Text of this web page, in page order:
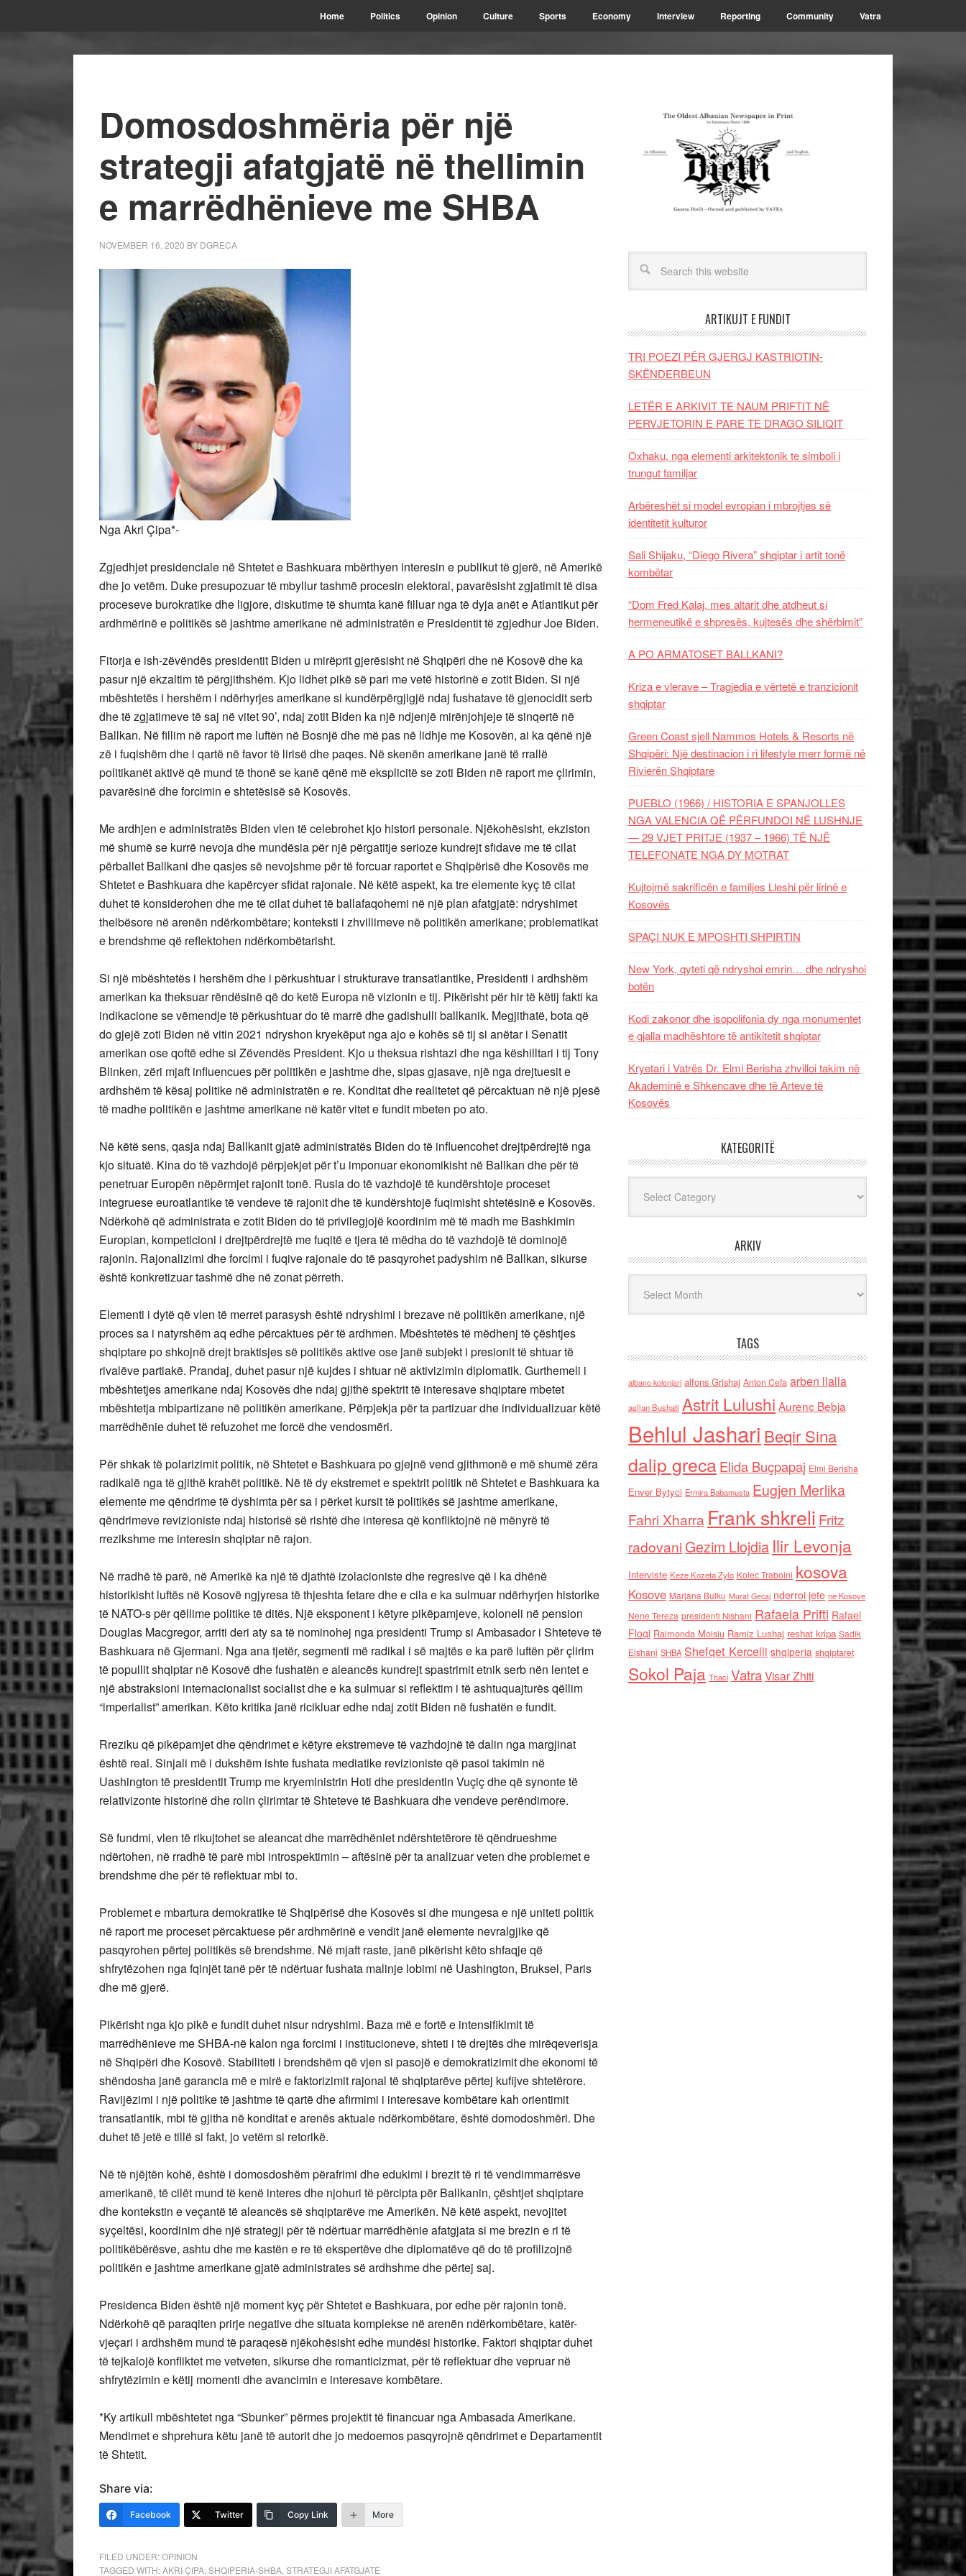
Home Politics Opinion Culture Sports Economy Interview Reporting Community Vatra
Domosdoshmëria për një
strategji afatgjatë në thellimin
e marrëdhënieve me SHBA
NOVEMBER 16, 2020 BY DGRECA
Nga Akri Çipa*-
Zgjedhjet presidenciale në Shtetet e Bashkuara mbërthyen interesin e publikut të gjerë, në Amerikë
dhe jo vetëm. Duke presupozuar të mbyllur tashmë procesin elektoral, pavarësisht zgjatimit të disa
proceseve burokratike dhe ligjore, diskutime të shumta kanë filluar nga të dyja anët e Atlantikut për
ardhmërinë e politikës së jashtme amerikane në administratën e Presidentit të zgjedhur Joe Biden.
Fitorja e ish-zëvëndës presidentit Biden u mirëprit gjerësisht në Shqipëri dhe në Kosovë dhe ka
pasur një ekzaltim të përgjithshëm. Kjo lidhet pikë së pari me vetë historinë e zotit Biden. Si një
mbështetës i hershëm i ndërhyrjes amerikane si kundërpërgjigjë ndaj fushatave të gjenocidit serb
dhe të zgjatimeve të saj në vitet 90’, ndaj zotit Biden ka një ndjenjë mirënjohjeje të sinqertë në
Ballkan. Në fillim në raport me luftën në Bosnjë dhe më pas në lidhje me Kosovën, ai ka qënë një
zë i fuqishëm dhe i qartë në favor të lirisë dhe paqes. Në skenën amerikane janë të rrallë
politikanët aktivë që mund të thonë se kanë qënë më eksplicitë se zoti Biden në raport me çlirimin,
pavarësinë dhe forcimin e shtetësisë së Kosovës.
Me ardhjen e administratës Biden vlen të celebrohet kjo histori personale. Njëkohësisht, ekziston
më shumë se kurrë nevoja dhe mundësia për një përgatitje serioze kundrejt sfidave me të cilat
përballet Ballkani dhe qasjes së nevojshme për të forcuar raportet e Shqipërisë dhe Kosovës me
Shtetet e Bashkuara dhe kapërcyer sfidat rajonale. Në këtë aspekt, ka tre elemente kyç të cilat
duhet të konsiderohen dhe me të cilat duhet të ballafaqohemi në një plan afatgjatë: ndryshimet
thelbësore në arenën ndërkombëtare; konteksti i zhvillimeve në politikën amerikane; problematikat
e brendshme që reflektohen ndërkombëtarisht.
Si një mbështetës i hershëm dhe i përkushtuar i strukturave transatlantike, Presidenti i ardhshëm
amerikan ka theksuar rëndësinë që do ketë Europa në vizionin e tij. Pikërisht për hir të këtij fakti ka
indikacione se vëmendje të përkushtuar do të marrë dhe gadishulli ballkanik. Megjithatë, bota që
do gjejë zoti Biden në vitin 2021 ndryshon kryekëput nga ajo e kohës së tij si anëtar i Senatit
amerikan ose qoftë edhe si Zëvendës President. Kjo u theksua rishtazi dhe nga këshilltari i tij Tony
Blinken, zëri mjaft influencues për politikën e jashtme dhe, sipas gjasave, një nga drejtuesit e
ardhshëm të kësaj politike në administratën e re. Konditat dhe realitetet që përcaktuan në një pjesë
të madhe politikën e jashtme amerikane në katër vitet e fundit mbeten po ato.
Në këtë sens, qasja ndaj Ballkanit gjatë administratës Biden do të influencohet drejtpërdrejtë nga
kjo situatë. Kina do të vazhdojë përpjekjet për t’u imponuar ekonomikisht në Ballkan dhe për të
penetruar Europën nëpërmjet rajonit tonë. Rusia do të vazhdojë të kundërshtoje proceset
integruese euroatlantike të vendeve të rajonit dhe të kundërshtojë fuqimisht shtetësinë e Kosovës.
Ndërkohë që administrata e zotit Biden do të privilegjojë koordinim më të madh me Bashkimin
Europian, kompeticioni i drejtpërdrejtë me fuqitë e tjera të mëdha do të vazhdojë të dominojë
rajonin. Rajonalizimi dhe forcimi i fuqive rajonale do të pasqyrohet padyshim në Ballkan, sikurse
është konkretizuar tashmë dhe në zonat përreth.
Elementi i dytë që vlen të merret parasysh është ndryshimi i brezave në politikën amerikane, një
proces sa i natyrshëm aq edhe përcaktues për të ardhmen. Mbështetës të mëdhenj të çështjes
shqiptare po shkojnë drejt braktisjes së politikës aktive ose janë subjekt i presionit të shtuar të
rivalëve partiakë. Prandaj, duhet pasur një kujdes i shtuar në aktivizimin diplomatik. Gurthemeli i
mbështetjes amerikane ndaj Kosovës dhe ndaj gjithë spektrit të interesave shqiptare mbetet
mbështetja mbipartizane në politikën amerikane. Përpjekja për ta partizuar dhe individualizuar këtë
marrëdhënie duhet të refuzohet me forcë dhe vendosmëri.
Për shkak të polarizimit politik, në Shtetet e Bashkuara po gjejnë vend gjithmonë e më shumë zëra
radikalë nga të gjithë krahët politikë. Në të dy ekstremet e spektrit politik në Shtetet e Bashkuara ka
elemente me qëndrime të dyshimta për sa i përket kursit të politikës së jashtme amerikane,
qëndrimeve revizioniste ndaj historisë së rishtë dhe interesa që konfliktojnë në mënyrë të
rrezikshme me interesin shqiptar në rajon.
Në rradhë të parë, në Amerikë ka një të djathtë izolacioniste dhe regresive që i ka dhënë
historikisht luftës në Kosovë ngjyresa të thjeshta fetare dhe e cila e ka sulmuar ndërhyrjen historike
të NATO-s për qëllime politike të ditës. Një eksponent i këtyre pikëpamjeve, koloneli në pension
Douglas Macgregor, arriti deri aty sa të nominohej nga presidenti Trump si Ambasador i Shteteve të
Bashkuara në Gjermani. Nga ana tjetër, segmenti më radikal i së majtës e ka parë luftën për çlirim
të popullit shqiptar në Kosovë dhe fushatën e aleancës kundrejt spastrimit etnik serb nën lentet e
një abstraksioni internacionalist socialist dhe e ka sulmuar si reflektim i të ashtuquajturës qëllim
“imperialist” amerikan. Këto kritika janë ricikluar edhe ndaj zotit Biden në fushatën e fundit.
Rreziku që pikëpamjet dhe qëndrimet e këtyre ekstremeve të vazhdojnë të dalin nga margjinat
është real. Sinjali më i dukshëm ishte fushata mediatike revizioniste që pasoi takimin në
Uashington të presidentit Trump me kryeministrin Hoti dhe presidentin Vuçiç dhe që synonte të
relativizonte historinë dhe rolin çlirimtar të Shteteve të Bashkuara dhe vendeve perëndimore.
Së fundmi, vlen të rikujtohet se aleancat dhe marrëdhëniet ndërshtetërore të qëndrueshme
ndërtohen, në rradhë të parë mbi introspektimin – aftësinë për ta analizuar veten dhe problemet e
brendshme dhe për të reflektuar mbi to.
Problemet e mbartura demokratike të Shqipërisë dhe Kosovës si dhe mungesa e një uniteti politik
në raport me proceset përcaktuese për ardhmërinë e vendit janë elemente nevralgjike që
pasqyrohen përtej politikës së brendshme. Në mjaft raste, janë pikërisht këto shfaqje që
shfrytëzohen nga fqinjët tanë për të ndërtuar fushata malinje lobimi në Uashington, Bruksel, Paris
dhe më gjerë.
Pikërisht nga kjo pikë e fundit duhet nisur ndryshimi. Baza më e fortë e intensifikimit të
marrëdhënieve me SHBA-në kalon nga forcimi i institucioneve, shteti i të drejtës dhe mirëqeverisja
në Shqipëri dhe Kosovë. Stabiliteti i brendshëm që vjen si pasojë e demokratizimit dhe ekonomi të
shëndosha janë garancia më e mirë e faktorizimit rajonal të shqiptarëve përtej kufijve shtetërore.
Ravijëzimi i një politike të jashtme të qartë dhe afirmimi i interesave kombëtare kah orientimit
transatlantik, mbi të gjitha në konditat e arenës aktuale ndërkombëtare, është domodoshmëri. Dhe
duhet të jetë e tillë si fakt, jo vetëm si retorikë.
Në të njëjtën kohë, është i domosdoshëm përafrimi dhe edukimi i brezit të ri të vendimmarrësve
amerikanë, të cilët mund të kenë interes dhe njohuri të përcipta për Ballkanin, çështjet shqiptare
dhe kontekstin e veçantë të aleancës së shqiptarëve me Amerikën. Në këtë aspekt, nevojitet
syçeltësi, koordinim dhe një strategji për të ndërtuar marrëdhënie afatgjata si me brezin e ri të
politikëbërësve, ashtu dhe me kastën e re të ekspertëve dhe diplomatëve që do të profilizojnë
politikën e jashtme amerikane gjatë administrates së ardhshme dhe përtej saj.
Presidenca Biden është një moment kyç për Shtetet e Bashkuara, por edhe për rajonin tonë.
Ndërkohë që paraqiten prirje negative dhe situata komplekse në arenën ndërkombëtare, katër-
vjeçari i ardhshëm mund të paraqesë njëkohësisht edhe mundësi historike. Faktori shqiptar duhet
të tejkalojë konfliktet me vetveten, sikurse dhe romanticizmat, për të reflektuar dhe vepruar në
shfrytëzimin e këtij momenti dhe avancimin e interesave kombëtare.
*Ky artikull mbështetet nga “Sbunker” përmes projektit të financuar nga Ambasada Amerikane.
Mendimet e shprehura këtu janë të autorit dhe jo medoemos pasqyrojnë qëndrimet e Departamentit
të Shtetit.
Share via:
Facebook Twitter Copy Link More
FILED UNDER:OPINION
TAGGED WITH:AKRI ÇIPA SHQIPERIA-SHBA STRATEGJI AFATGJATE
ARTIKUJT E FUNDIT
TRI POEZI PËR GJERGJ KASTRIOTIN-
SKËNDERBEUN
LETËR E ARKIVIT TE NAUM PRIFTIT NË
PERVJETORIN E PARE TE DRAGO SILIQIT
Oxhaku, nga elementi arkitektonik te simboli i
trungut familjar
Arbëreshët si model evropian i mbrojtjes së
identitetit kulturor
Sali Shijaku, “Diego Rivera” shqiptar i artit tonë
kombëtar
“Dom Fred Kalaj, mes altarit dhe atdheut si
hermeneutikë e shpresës, kujtesës dhe shërbimit”
A PO ARMATOSET BALLKANI?
Kriza e vlerave – Tragjedia e vërtetë e tranzicionit
shqiptar
Green Coast sjell Nammos Hotels & Resorts në
Shqipëri: Një destinacion i ri lifestyle merr formë në
Rivierën Shqiptare
PUEBLO (1966) / HISTORIA E SPANJOLLES
NGA VALENCIA QË PËRFUNDOI NË LUSHNJE
— 29 VJET PRITJE (1937 – 1966) TË NJË
TELEFONATE NGA DY MOTRAT
Kujtojmë sakrificën e familjes Lleshi për lirinë e
Kosovës
SPAÇI NUK E MPOSHTI SHPIRTIN
New York, qyteti që ndryshoi emrin… dhe ndryshoi
botën
Kodi zakonor dhe isopolifonia dy nga monumentet
e gjalla madhështore të antikitetit shqiptar
Kryetari i Vatrës Dr. Elmi Berisha zhvilloi takim në
Akademinë e Shkencave dhe të Arteve të
Kosovës
KATEGORITË
ARKIV
TAGS
albano kolonjari alfons Grishaj Anton Cefa arben llalla
asllan Bushati Astrit Lulushi Aurenc Bebja
Behlul Jashari Beqir Sina
dalip grecaElida Buçpapaj Elmi Berisha
Enver Bytyci Ermira Babamusta Eugjen Merlika
Fahri Xharra Frank shkreli Fritz
radovaniGezim Llojdia Ilir Levonja
Interviste Keze Kozeta Zylo Kolec Traboini kosova
Kosove Marjana Bulku Murat Gecaj nderroi jete ne Kosove
Nene Tereza presidenti Nishani Rafaela Prifti Rafael
Floqi Raimonda Moisiu Ramiz Lushaj reshat kripa Sadik
Elshani SHBA Shefqet Kercelli shqiperia shqiptaret
Sokol Paja Thaci VatraVisar Zhiti